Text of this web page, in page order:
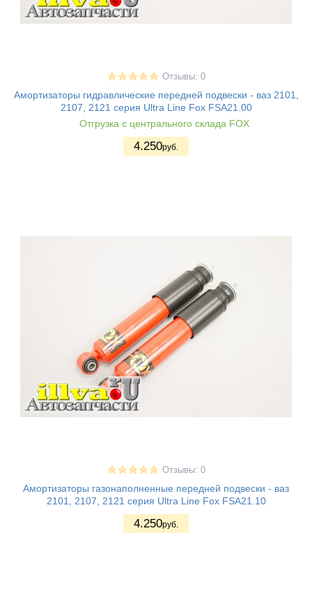
Отзывы: 0
Амортизаторы гидравлические передней подвески - ваз 2101,
2107, 2121 серия Ultra Line Fox FSA21.00
Отгрузка с центрального склада FOX
4.250руб.
Отзывы: 0
Амортизаторы газонаполненные передней подвески - ваз
2101, 2107, 2121 серия Ultra Line Fox FSA21.10
4.250руб.